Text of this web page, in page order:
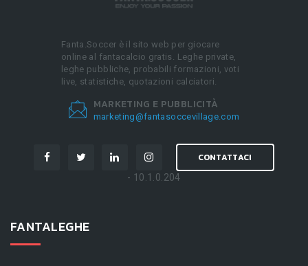
Fanta.Soccer è il sito web per giocare
online al fantacalcio gratis. Leghe private,
leghe pubbliche, probabili formazioni, voti
live, statistiche, quotazioni calciatori.
MARKETING E PUBBLICITÀ
marketing@fantasoccevillage.com
CONTATTACI
- 10.1.0.204
FANTALEGHE